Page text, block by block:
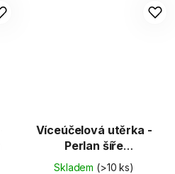
Víceúčelová utěrka -
Perlan šíře
23cm/50útržků
Skladem (>10 ks)